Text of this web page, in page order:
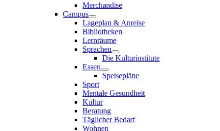
Merchandise
Campus
Lageplan & Anreise
Bibliotheken
Lernräume
Sprachen
Die Kulturinstitute
Essen
Speisepläne
Sport
Mentale Gesundheit
Kultur
Beratung
Täglicher Bedarf
Wohnen